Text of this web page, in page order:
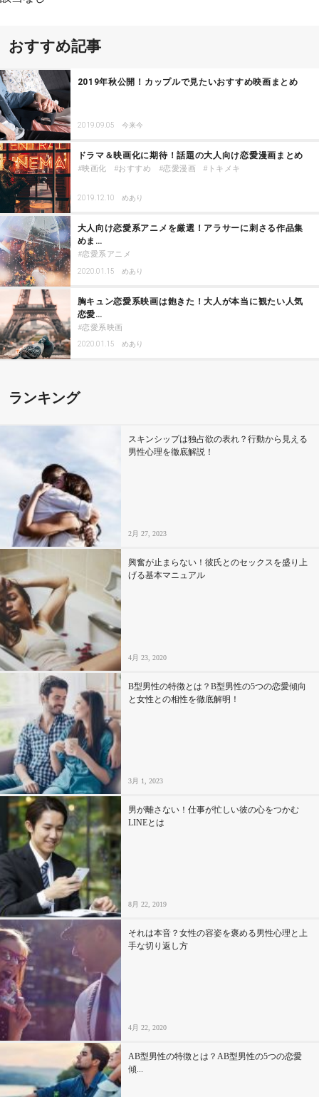
おすすめ記事
2019年秋公開！カップルで見たいおすすめ映画まとめ
2019.09.05 今来今
ドラマ＆映画化に期待！話題の大人向け恋愛漫画まとめ
映画化 おすすめ 恋愛漫画 トキメキ
2019.12.10 めあり
大人向け恋愛系アニメを厳選！アラサーに刺さる作品集
めま…
恋愛系アニメ
2020.01.15 めあり
胸キュン恋愛系映画は飽きた！大人が本当に観たい人気
恋愛…
恋愛系映画
2020.01.15 めあり
ランキング
スキンシップは独占欲の表れ？行動から見える
男性心理を徹底解説！
2月 27, 2023
興奮が止まらない！彼氏とのセックスを盛り上
げる基本マニュアル
4月 23, 2020
B型男性の特徴とは？B型男性の5つの恋愛傾向
と女性との相性を徹底解明！
3月 1, 2023
男が離さない！仕事が忙しい彼の心をつかむ
LINEとは
8月 22, 2019
それは本音？女性の容姿を褒める男性心理と上
手な切り返し方
4月 22, 2020
AB型男性の特徴とは？AB型男性の5つの恋愛
傾...